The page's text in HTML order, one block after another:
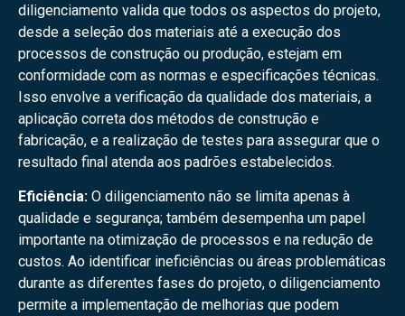
diligenciamento valida que todos os aspectos do projeto,
desde a seleção dos materiais até a execução dos
processos de construção ou produção, estejam em
conformidade com as normas e especificações técnicas.
Isso envolve a verificação da qualidade dos materiais, a
aplicação correta dos métodos de construção e
fabricação, e a realização de testes para assegurar que o
resultado final atenda aos padrões estabelecidos.
Eficiência: O diligenciamento não se limita apenas à
qualidade e segurança; também desempenha um papel
importante na otimização de processos e na redução de
custos. Ao identificar ineficiências ou áreas problemáticas
durante as diferentes fases do projeto, o diligenciamento
permite a implementação de melhorias que podem